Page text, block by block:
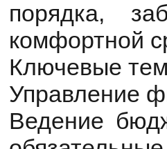
порядка,
комфортной
Ключевые
Управление
Ведение